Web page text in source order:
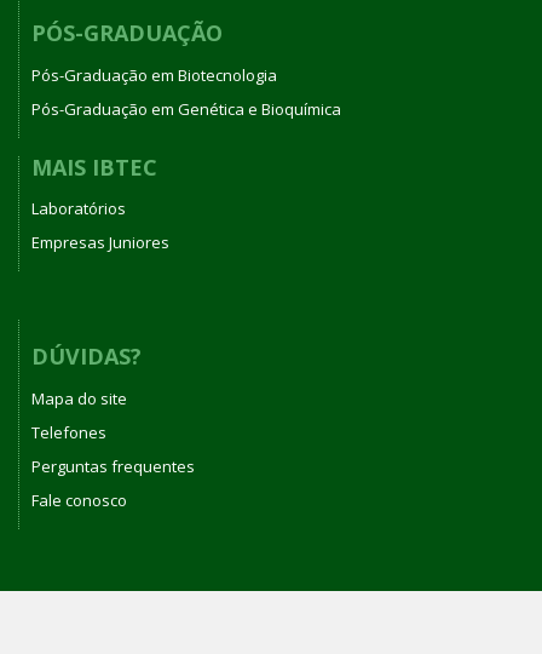
PÓS-GRADUAÇÃO
Pós-Graduação em Biotecnologia
Pós-Graduação em Genética e Bioquímica
MAIS IBTEC
Laboratórios
Empresas Juniores
DÚVIDAS?
Mapa do site
Telefones
Perguntas frequentes
Fale conosco